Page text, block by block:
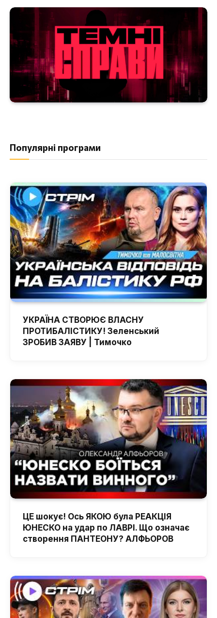
Популярні програми
УКРАЇНА СТВОРЮЄ ВЛАСНУ
ПРОТИБАЛІСТИКУ! Зеленський
ЗРОБИВ ЗАЯВУ | Тимочко
ЦЕ шокує! Ось ЯКОЮ була РЕАКЦІЯ
ЮНЕСКО на удар по ЛАВРІ. Що означає
створення ПАНТЕОНУ? АЛФЬОРОВ